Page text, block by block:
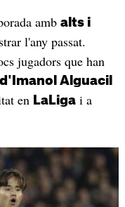
amb alts i
l'any passat.
jugadors que han
d'Imanol Alguacil
en LaLigai a